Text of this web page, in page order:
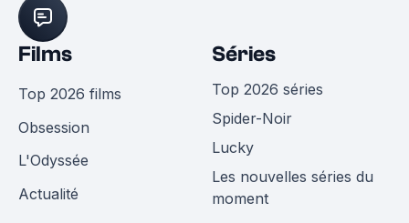
Films
Top 2026 films
Obsession
L'Odyssée
Actualité
Séries
Top 2026 séries
Spider-Noir
Lucky
Les nouvelles séries du
moment